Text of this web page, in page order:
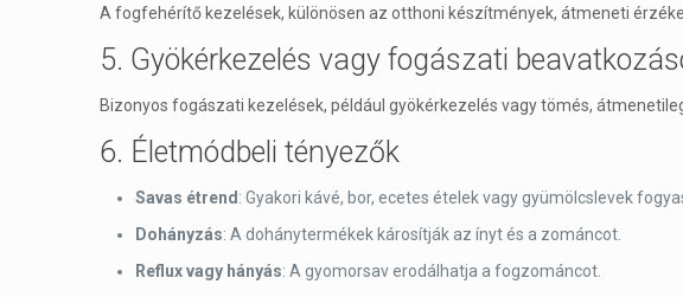
A fogfehérítő kezelések, különösen az otthoni készítmények, átmeneti
5. Gyökérkezelés vagy fogászati
Bizonyos fogászati kezelések, például gyökérkezelés vagy tömés,
6. Életmódbeli tényezők
Savas étrend : Gyakori kávé, bor, ecetes ételek vagy gyümölcslevek
Dohányzás: A dohánytermékek károsítják az ínyt és a zománcot.
Reflux vagy hányás: A gyomorsav erodálhatja a fogzománcot.